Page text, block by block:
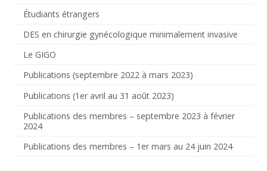
Étudiants étrangers
DES en chirurgie gynécologique minimalement invasive
Le GIGO
Publications (septembre 2022 à mars 2023)
Publications (1er avril au 31 août 2023)
Publications des membres – septembre 2023 à février
2024
Publications des membres – 1er mars au 24 juin 2024